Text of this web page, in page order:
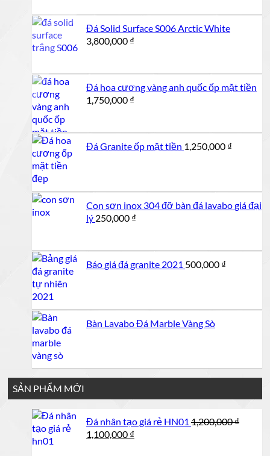
1,100,000 ₫.
Đá Solid Surface S006 Arctic White
3,800,000 ₫
Đá hoa cương vàng anh quốc ốp mặt tiền
1,750,000 ₫
Đá Granite ốp mặt tiền 1,250,000 ₫
Con sơn inox 304 đỡ bàn đá lavabo giá đại
lý 250,000 ₫
Báo giá đá granite 2021 500,000 ₫
Bàn Lavabo Đá Marble Vàng Sò
SẢN PHẨM MỚI
Đá nhân tạo giá rẻ HN01 1,200,000₫
Giá
1,100,000 ₫